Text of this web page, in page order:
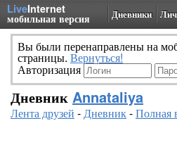
LiveInternet
мобильная версия Дневники
Вы были перенаправлены на
страницы. Вернуться!
Авторизация
Дневник Annataliya
Лента друзей -Дневник-Полная